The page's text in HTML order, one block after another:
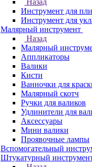
Назад
Инструмент для
Инструмент для
Малярный инструмент
Назад
Малярный
Аппликаторы
Валики
Кисти
Ванночки для
Малярный скотч
Ручки для валиков
Удлинители для
Аксессуары
Мини валики
Проявочные лампы
Вспомогательный
Штукатурный